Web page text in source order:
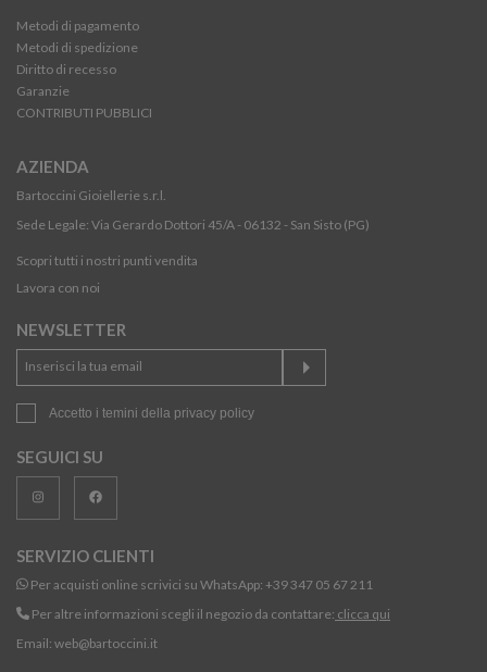
Metodi di pagamento
Metodi di spedizione
Diritto di recesso
Garanzie
CONTRIBUTI PUBBLICI
AZIENDA
Bartoccini Gioiellerie s.r.l.
Sede Legale: Via Gerardo Dottori 45/A - 06132 - San Sisto (PG)
Scopri tutti i nostri punti vendita
Lavora con noi
NEWSLETTER
Accetto i temini della privacy policy
SEGUICI SU
SERVIZIO CLIENTI
Per acquisti online scrivici su WhatsApp: +39 347 05 67 211
Per altre informazioni scegli il negozio da contattare: clicca qui
Email: web@bartoccini.it